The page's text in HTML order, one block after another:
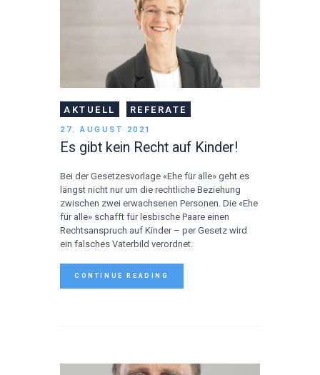
AKTUELL REFERATE
27. AUGUST 2021
Es gibt kein Recht auf Kinder!
Bei der Gesetzesvorlage «Ehe für alle» geht es
längst nicht nur um die rechtliche Beziehung
zwischen zwei erwachsenen Personen. Die «Ehe
für alle» schafft für lesbische Paare einen
Rechtsanspruch auf Kinder – per Gesetz wird
ein falsches Vaterbild verordnet.
CONTINUE READING